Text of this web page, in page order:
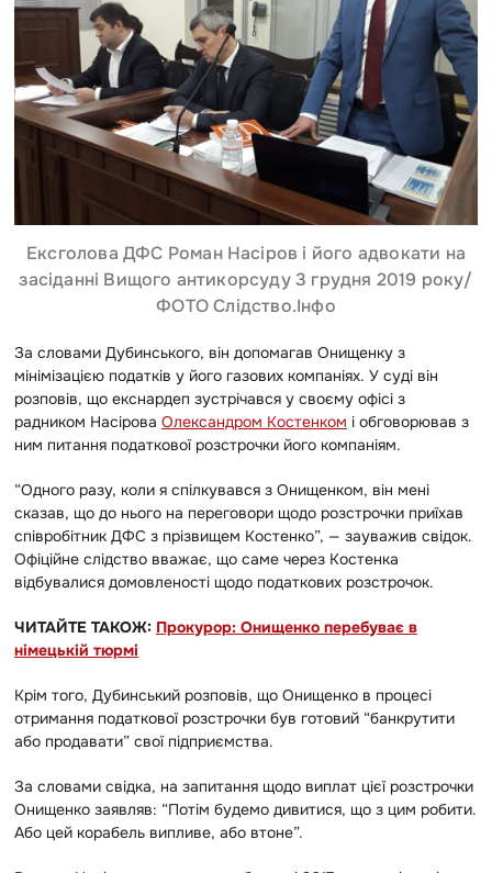
Ексголова ДФС Роман Насіров і його адвокати на
засіданні Вищого антикорсуду 3 грудня 2019 року/
ФОТО Слідство.Інфо
За словами Дубинського, він допомагав Онищенку з
мінімізацією податків у його газових компаніях. У суді він
розповів, що екснардеп зустрічався у своєму офісі з
радником Насірова Олександром Костенком і обговорював з
ним питання податкової розстрочки його компаніям.
“Одного разу, коли я спілкувався з Онищенком, він мені
сказав, що до нього на переговори щодо розстрочки приїхав
співробітник ДФС з прізвищем Костенко”, — зауважив свідок.
Офіційне слідство вважає, що саме через Костенка
відбувалися домовленості щодо податкових розстрочок.
ЧИТАЙТЕ ТАКОЖ: Прокурор: Онищенко перебуває в
німецькій тюрмі
Крім того, Дубинський розповів, що Онищенко в процесі
отримання податкової розстрочки був готовий “банкрутити
або продавати” свої підприємства.
За словами свідка, на запитання щодо виплат цієї розстрочки
Онищенко заявляв: “Потім будемо дивитися, що з цим робити.
Або цей корабель випливе, або втоне”.